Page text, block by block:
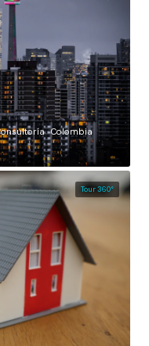
· Colombia
Tour 360°